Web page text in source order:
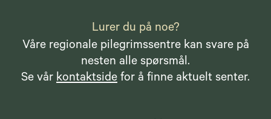
Lurer du på noe?
Våre regionale pilegrimssentre kan svare på
nesten alle spørsmål.
Se vår kontaktside for å finne aktuelt senter.